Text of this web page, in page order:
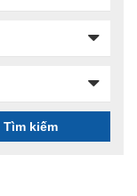
Tìm kiếm